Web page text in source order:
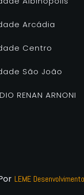
Arcádia
Centro
São João
RENAN ARNONI
LEME